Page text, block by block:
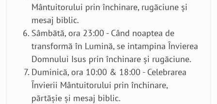
Mântuitorului prin închinare, rugăciune şi
mesaj biblic.
Sâmbătă, ora 23:00 - Când noaptea de
transformă în Lumină, se intampina Învierea
Domnului Isus prin închinare şi rugăciune.
Duminică, ora 10:00 & 18:00 - Celebrarea
Învierii Mântuitorului prin închinare,
părtăşie şi mesaj biblic.